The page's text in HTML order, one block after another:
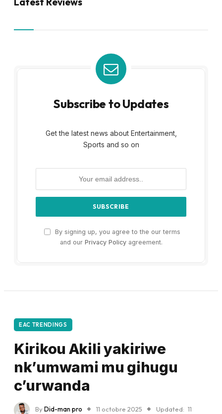
Subscribe to Updates
Get the latest news about Entertainment,
Sports and so on
By signing up, you agree to the our terms
and our Privacy Policyagreement.
EAC TRENDINGS
Kirikou Akili yakiriwe
nk’umwami mu gihugu
c’urwanda
ByDid-man pro 11 octobre 2025 Updated: 11